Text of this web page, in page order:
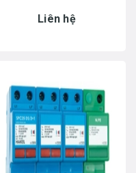
Liên hệ